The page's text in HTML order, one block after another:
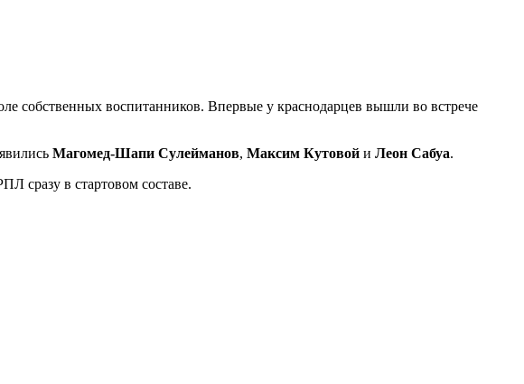
собственных воспитанников. Впервые у краснодарцев вышли во встрече
Магомед-Шапи Сулейманов, Максим Кутовой и Леон Сабуа.
сразу в стартовом составе.